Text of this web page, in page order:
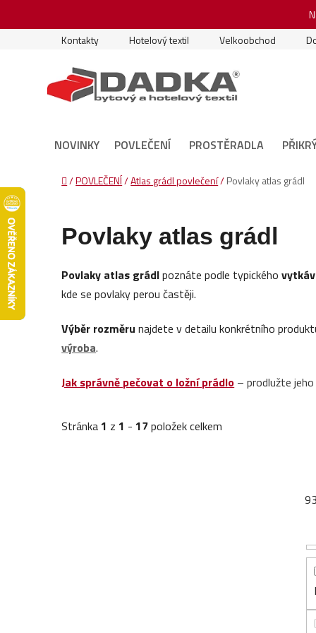
Kontakty
Hotelový textil Velkoobchod
NOVINKY POVLEČENÍ PROSTĚRADLA
Domů
/POVLEČENÍ/Atlas grádl povlečení/Povlaky atlas grádl
Povlaky atlas grádl
Povlaky atlas grádlpoznáte podle typického
kde se povlaky perou častěji.
Výběr rozměru najdete v detailu konkrétního
výroba.
Jak správně pečovat o ložní prádlo – prodlužte
Stránka1 z1 -17položek celkem